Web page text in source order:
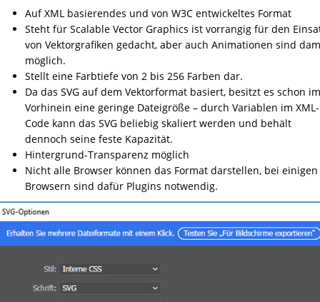
Auf XML basierendes und von W3C entwickeltes Format
Steht für Scalable Vector Graphics ist vorrangig für den
von Vektorgrafiken gedacht, aber auch Animationen sind
möglich.
Stellt eine Farbtiefe von 2 bis 256 Farben dar.
Da das SVG auf dem Vektorformat basiert, besitzt es schon im
Vorhinein eine geringe Dateigröße – durch Variablen im XML-
Code kann das SVG beliebig skaliert werden und behält
dennoch seine feste Kapazität.
Hintergrund-Transparenz möglich
Nicht alle Browser können das Format darstellen, bei einigen
Browsern sind dafür Plugins notwendig.